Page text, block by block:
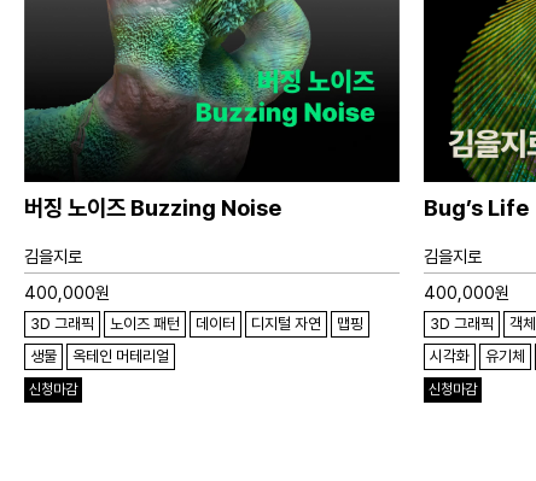
버징 노이즈 Buzzing Noise
김을지로
400,000원
3D 그래픽 노이즈 패턴 데이터 디지털 자연
맵핑
생물
옥테인 머테리얼
신청마감
Bug’s Life
김을지로
400,000원
3D 그래픽 객체
시각화
유기체
신청마감